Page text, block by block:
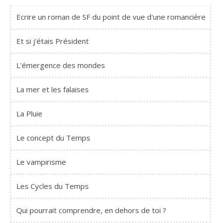
Ecrire un roman de SF du point de vue d'une romancière
Et si j'étais Président
L'émergence des mondes
La mer et les falaises
La Pluie
Le concept du Temps
Le vampirisme
Les Cycles du Temps
Qui pourrait comprendre, en dehors de toi ?